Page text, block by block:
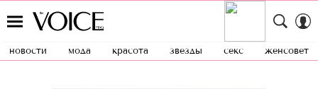
новости мода красота звезды секс женсовет